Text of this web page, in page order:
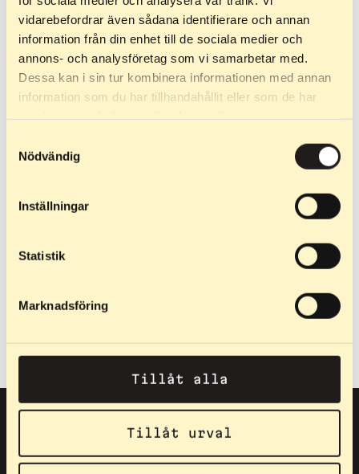
vidarebefordrar även sådana identifierare och annan
information från din enhet till de sociala medier och
annons- och analysföretag som vi samarbetar med.
Dessa kan i sin tur kombinera informationen med annan
information som du har tillhandahållit eller som de har
Nödvändig
Inställningar
Statistik
Marknadsföring
Tillåt alla
Tillåt urval
підходять для Skate Race,